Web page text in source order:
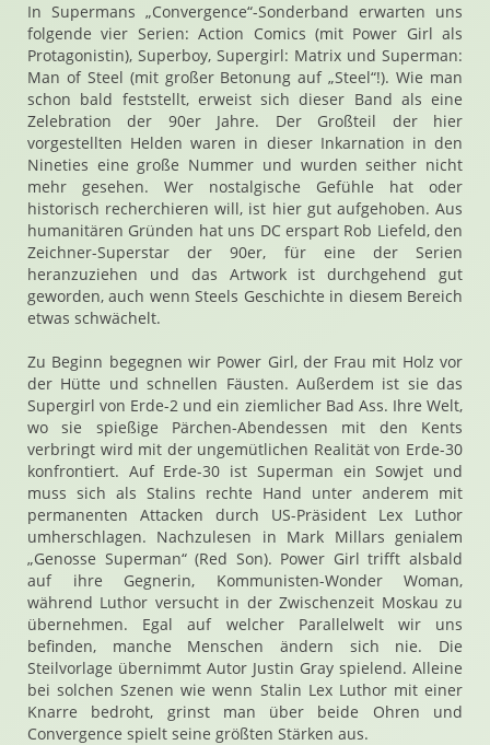
In Supermans „Convergence“-Sonderband erwarten uns
folgende vier Serien: Action Comics (mit Power Girl als
Protagonistin), Superboy, Supergirl: Matrix und Superman:
Man of Steel (mit großer Betonung auf „Steel“!). Wie man
schon bald feststellt, erweist sich dieser Band als eine
Zelebration der 90er Jahre. Der Großteil der hier
vorgestellten Helden waren in dieser Inkarnation in den
Nineties eine große Nummer und wurden seither nicht
mehr gesehen. Wer nostalgische Gefühle hat oder
historisch recherchieren will, ist hier gut aufgehoben. Aus
humanitären Gründen hat uns DC erspart Rob Liefeld, den
Zeichner-Superstar der 90er, für eine der Serien
heranzuziehen und das Artwork ist durchgehend gut
geworden, auch wenn Steels Geschichte in diesem Bereich
etwas schwächelt.
Zu Beginn begegnen wir Power Girl, der Frau mit Holz vor
der Hütte und schnellen Fäusten. Außerdem ist sie das
Supergirl von Erde-2 und ein ziemlicher Bad Ass. Ihre Welt,
wo sie spießige Pärchen-Abendessen mit den Kents
verbringt wird mit der ungemütlichen Realität von Erde-30
konfrontiert. Auf Erde-30 ist Superman ein Sowjet und
muss sich als Stalins rechte Hand unter anderem mit
permanenten Attacken durch US-Präsident Lex Luthor
umherschlagen. Nachzulesen in Mark Millars genialem
„Genosse Superman“ (Red Son). Power Girl trifft alsbald
auf ihre Gegnerin, Kommunisten-Wonder Woman,
während Luthor versucht in der Zwischenzeit Moskau zu
übernehmen. Egal auf welcher Parallelwelt wir uns
befinden, manche Menschen ändern sich nie. Die
Steilvorlage übernimmt Autor Justin Gray spielend. Alleine
bei solchen Szenen wie wenn Stalin Lex Luthor mit einer
Knarre bedroht, grinst man über beide Ohren und
Convergence spielt seine größten Stärken aus.